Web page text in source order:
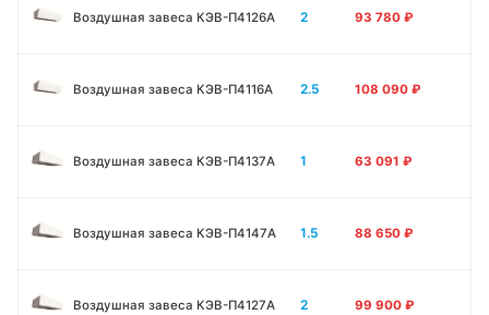
Воздушная завеса КЭВ-П4126A 2 93 780 ₽
Воздушная завеса КЭВ-П4116A 2.5 108 090 ₽
Воздушная завеса КЭВ-П4137A 1 63 091 ₽
Воздушная завеса КЭВ-П4147A 1.5 88 650 ₽
Воздушная завеса КЭВ-П4127A 2 99 900 ₽